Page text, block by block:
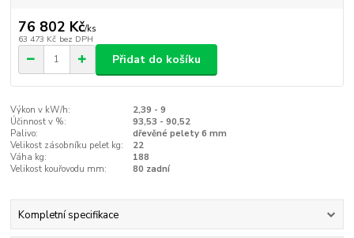
76 802 Kč/ks
63 473 Kč bez DPH
Přidat do košíku
Výkon v kW/h:
2,39 - 9
Účinnost v %:
93,53 - 90,52
Palivo:
dřevěné pelety 6 mm
Velikost zásobníku pelet kg:
22
Váha kg:
188
Velikost kouřovodu mm:
80 zadní
Kompletní specifikace